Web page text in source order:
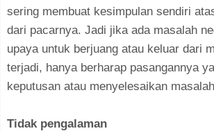
sering membuat kesimpulan sendiri
dari pacarnya. Jadi jika ada masalah
upaya untuk berjuang atau keluar dari
terjadi, hanya berharap pasangannya
keputusan atau menyelesaikan
Tidak pengalaman